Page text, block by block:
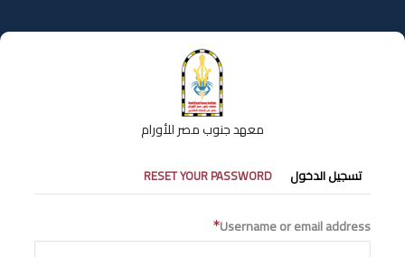
إلى
المحتوى
معهد جنوب مصر للأورام
التبويبات
الأساسية
تسجيل الدخول RESET YOUR PASSWORD
Username or email address